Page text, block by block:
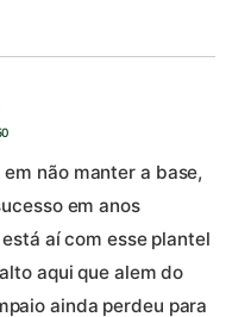
não manter a base,
em anos
aí com esse plantel
aqui que alem do
ainda perdeu para